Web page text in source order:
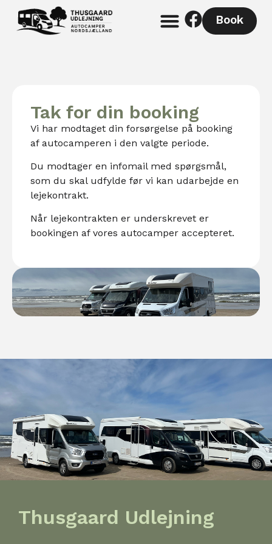
Book
Tak for din booking
Vi har modtaget din forsørgelse på booking
af autocamperen i den valgte periode.
Du modtager en infomail med spørgsmål,
som du skal udfylde før vi kan udarbejde en
lejekontrakt.
Når lejekontrakten er underskrevet er
bookingen af vores autocamper accepteret.
Thusgaard Udlejning